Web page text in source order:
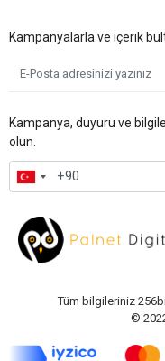
Kampanyalarla ve içerik
Kampanya, duyuru ve
olun.
Tüm bilgileriniz
©